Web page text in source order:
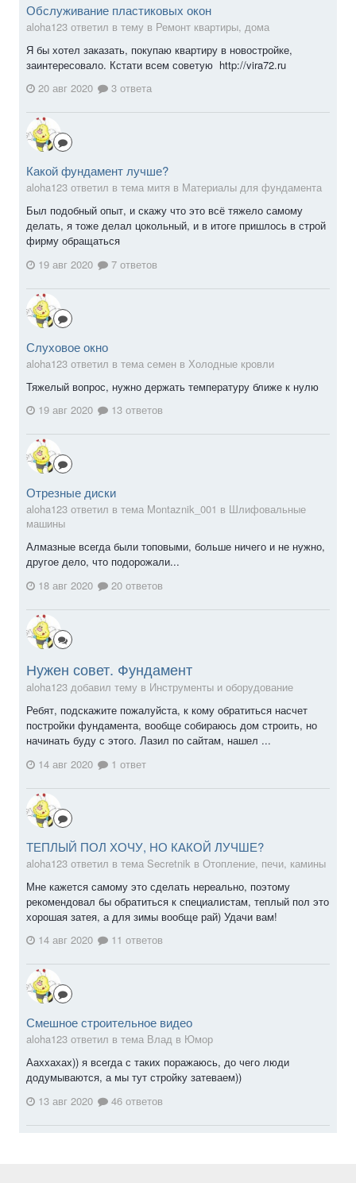
Обслуживание пластиковых окон
aloha123 ответил в тему в Ремонт квартиры, дома
Я бы хотел заказать, покупаю квартиру в новостройке,
заинтересовало. Кстати всем советую http://vira72.ru
20 авг 2020
3 ответа
Какой фундамент лучше?
aloha123 ответил в тема митя в Материалы для фундамента
Был подобный опыт, и скажу что это всё тяжело самому
делать, я тоже делал цокольный, и в итоге пришлось в строй
фирму обращаться
19 авг 2020
7 ответов
Слуховое окно
aloha123 ответил в тема семен в Холодные кровли
Тяжелый вопрос, нужно держать температуру ближе к нулю
19 авг 2020
13 ответов
Отрезные диски
aloha123 ответил в тема Montaznik_001 в Шлифовальные
машины
Алмазные всегда были топовыми, больше ничего и не нужно,
другое дело, что подорожали...
18 авг 2020
20 ответов
Нужен совет. Фундамент
aloha123 добавил тему в Инструменты и оборудование
Ребят, подскажите пожалуйста, к кому обратиться насчет
постройки фундамента, вообще собираюсь дом строить, но
начинать буду с этого. Лазил по сайтам, нашел ...
14 авг 2020
1 ответ
ТЕПЛЫЙ ПОЛ ХОЧУ, НО КАКОЙ ЛУЧШЕ?
aloha123 ответил в тема Secretnik в Отопление, печи, камины
Мне кажется самому это сделать нереально, поэтому
рекомендовал бы обратиться к специалистам, теплый пол это
хорошая затея, а для зимы вообще рай) Удачи вам!
14 авг 2020
11 ответов
Смешное строительное видео
aloha123 ответил в тема Влад в Юмор
Ааххахах)) я всегда с таких поражаюсь, до чего люди
додумываются, а мы тут стройку затеваем))
13 авг 2020
46 ответов